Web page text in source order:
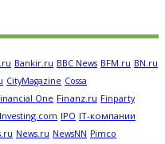
Bankir.ru BBC News BFM.ru BN.ru
CityMagazine Cossa
One Finanz.ru Finparty
Investing.com IPO IT-компании
News.ru NewsNN Pimco